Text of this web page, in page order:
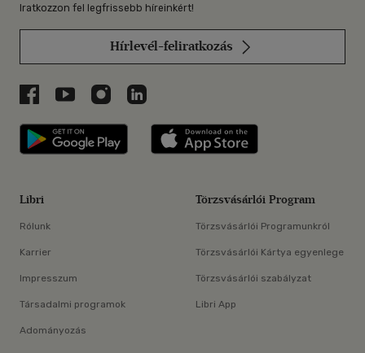
Iratkozzon fel legfrissebb híreinkért!
Hírlevél-feliratkozás
Libri a Facebookon
Libri a Youtube-on
Libri az Instagramon
Libri a LinkedInen
Libri applikáció Szerezd meg: Google
Libri
Rólunk
Karrier
Impresszum
Társadalmi programok
Adományozás
Törzsvásárlói Program
Törzsvásárlói Programunkról
Törzsvásárlói Kártya egyenlege
Törzsvásárlói szabályzat
Libri App